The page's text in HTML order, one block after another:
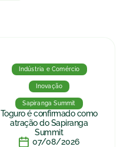
Indústria e Comércio
Inovação
Sapiranga Summit
Toguro é confirmado como
atração do Sapiranga
Summit
07/08/2026